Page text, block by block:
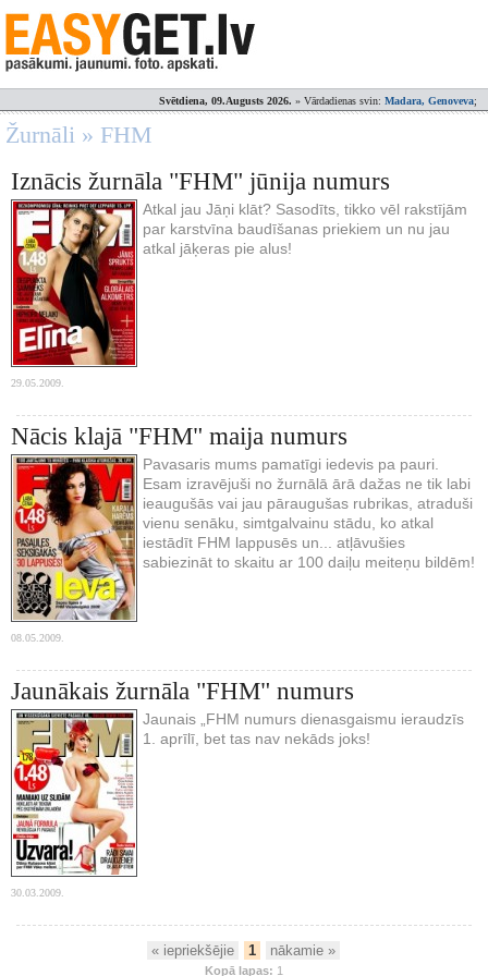
Svētdiena, 09.Augusts 2026. » Vārdadienas svin: Madara, Genoveva;
Žurnāli » FHM
Iznācis žurnāla "FHM" jūnija numurs
Atkal jau Jāņi klāt? Sasodīts, tikko vēl rakstījām
par karstvīna baudīšanas priekiem un nu jau
atkal jāķeras pie alus!
29.05.2009.
Nācis klajā "FHM" maija numurs
Pavasaris mums pamatīgi iedevis pa pauri.
Esam izravējuši no žurnālā ārā dažas ne tik labi
ieaugušās vai jau pāraugušas rubrikas, atraduši
vienu senāku, simtgalvainu stādu, ko atkal
iestādīt FHM lappusēs un... atļāvušies
sabiezināt to skaitu ar 100 daiļu meiteņu bildēm!
08.05.2009.
Jaunākais žurnāla "FHM" numurs
Jaunais „FHM numurs dienasgaismu ieraudzīs
1. aprīlī, bet tas nav nekāds joks!
30.03.2009.
« iepriekšējie 1 nākamie »
Kopā lapas: 1